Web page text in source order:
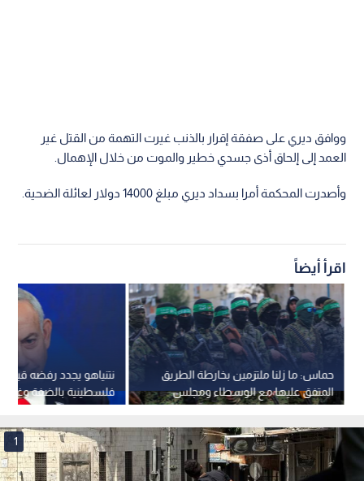
ووافق ديري على صفقة إقرار بالذنب غيرت التهمة من القتل غير
العمد إلى إلحاق أذى جسدي خطير والموت من خلال الإهمال.
وأصدرت المحكمة أمرا بسداد ديري مبلغ 14000 دولار لعائلة الضحية.
اقرأ أيضاً
نتنياهو يجدد رفضه قيام
فلسطينية بالضفة وغزة:
دمت رئيسا للوزراء"
حماس: ما زلنا ملتزمين بخارطة الطريق
المتفق عليها مع الوسطاء ومجلس
السلام
1